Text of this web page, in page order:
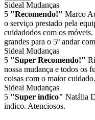
Sideal Mudanças
5 "Recomendo!" Marco
o serviço prestado pela
cuidadodos com os
grandes para o 5º andar
Sideal Mudanças
5 "Super Recomendo!"
nossa mudança e todos os
coisas com o maior
Sideal Mudanças
5 "Super indico" Natália
indico. Atenciosos.